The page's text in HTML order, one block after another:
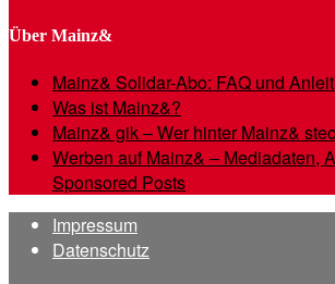
Über Mainz&
Mainz& Solidar-Abo: FAQ und
Was ist Mainz&?
Mainz& gik – Wer hinter Mainz&
Werben auf Mainz& – Mediadaten,
Sponsored Posts
Impressum
Datenschutz